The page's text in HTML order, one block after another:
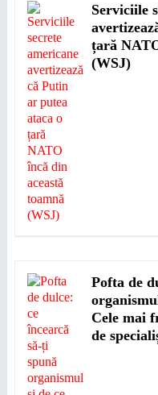
Serviciile
țară
(WSJ)
Pofta de
Cele mai
de